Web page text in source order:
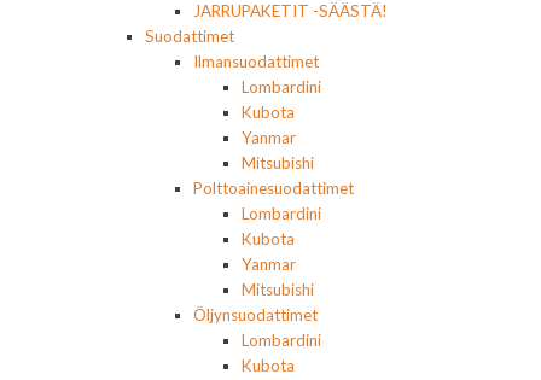
JARRUPAKETIT -SÄÄSTÄ!
Suodattimet
Ilmansuodattimet
Lombardini
Kubota
Yanmar
Mitsubishi
Polttoainesuodattimet
Lombardini
Kubota
Yanmar
Mitsubishi
Öljynsuodattimet
Lombardini
Kubota